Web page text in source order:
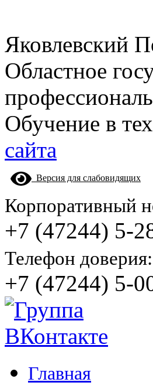
Яковлевский
Областное
Обучение в
сайта
Версия для слабовидящих
Корпоративный
+7 (47244) 5-
Телефон доверия:
+7 (47244) 5-
Главная